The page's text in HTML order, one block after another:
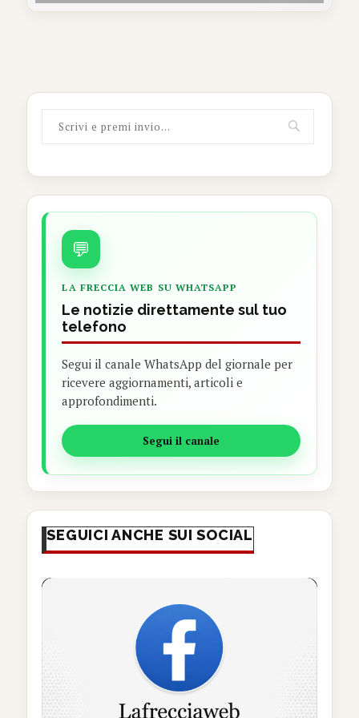
💬
LA FRECCIA WEB SU WHATSAPP
Le notizie direttamente sul tuo
telefono
Segui il canale WhatsApp del giornale per
ricevere aggiornamenti, articoli e
approfondimenti.
Segui il canale
SEGUICI ANCHE SUI SOCIAL